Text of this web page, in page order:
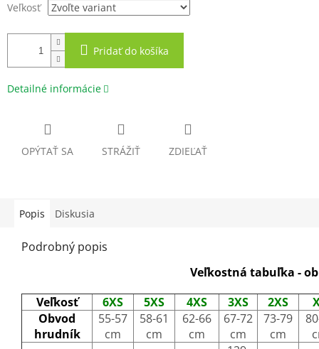
Veľkosť
Pridať do košíka
Detailné informácie
OPÝTAŤ SA STRÁŽIŤ ZDIEĽAŤ
Popis Diskusia
Podrobný popis
Veľkostná tabuľka -
Veľkosť
6XS 5XS 4XS 3XS 2XS
Obvod
hrudník
55-57
cm
58-61
cm
62-66
cm
67-72
cm
73-79
cm